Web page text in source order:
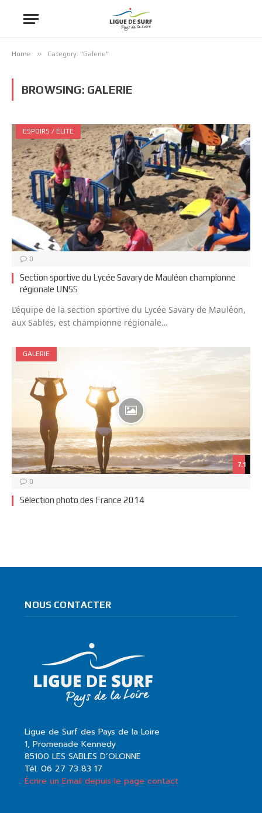
Home » Category: "Galerie"
BROWSING: GALERIE
ESPOIRS / ÉLITE
0
Section sportive du Lycée Savary de Mauléon championne
régionale UNSS
L’équipe de la section sportive du Lycée Savary de Mauléon,
aux Sables, est championne régionale…
7.1
GALERIE
0
Sélection photo des France 2014
NOUS CONTACTER
Ligue de Surf des Pays de la Loire
1, Promenade Kennedy
85100 LES SABLES D’OLONNE
Tél. 06 27 73 83 17
Écrire un Email depuis le page contact